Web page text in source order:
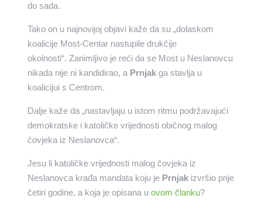
do sada.
Tako on u najnovijoj objavi kaže da su „dolaskom
koalicije Most-Centar nastupile drukčije
okolnosti“. Zanimljivo je reći da se Most u Neslanovcu
nikada nije ni kandidirao, a Prnjakga stavlja u
koalicijui s Centrom.
Dalje kaže da „nastavljaju u istom ritmu podržavajući
demokratske i katoličke vrijednosti običnog malog
čovjeka iz Neslanovca“.
Jesu li katoličke vrijednosti malog čovjeka iz
Neslanovca krađa mandata koju je Prnjakizvršio prije
četiri godine, a koja je opisana u ovom članku?